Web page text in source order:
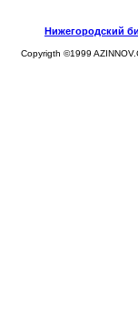
Нижегородский
Copyrigth ©1999